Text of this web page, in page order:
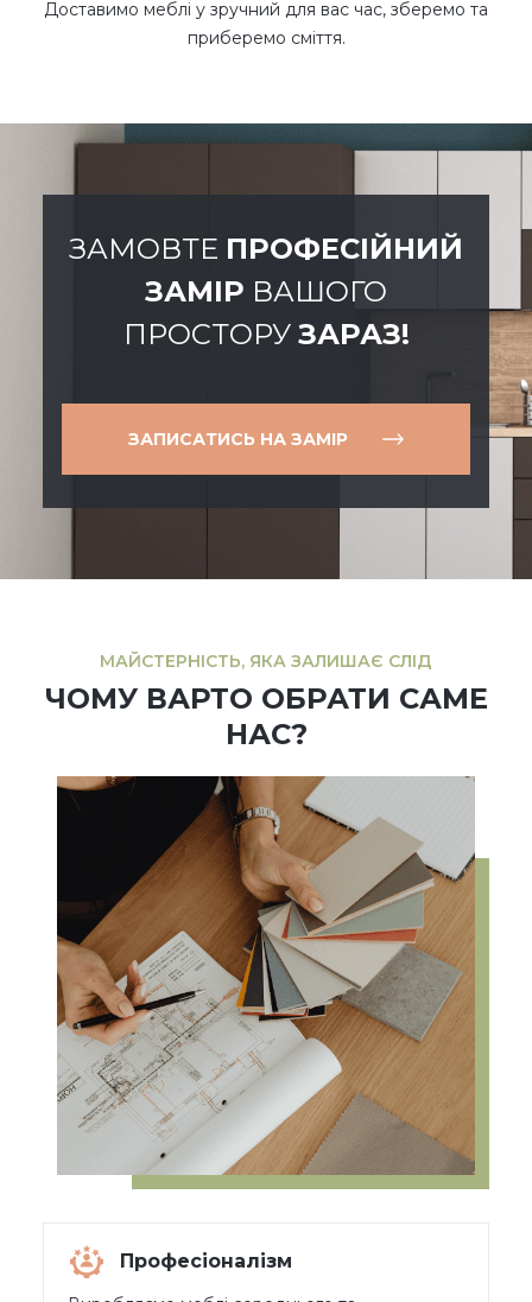
Доставимо меблі у зручний для вас час, зберемо та
приберемо сміття.
ЗАМОВТЕ ПРОФЕСІЙНИЙ
ЗАМІР ВАШОГО
ПРОСТОРУ ЗАРАЗ!
ЗАПИСАТИСЬ НА ЗАМІР
МАЙСТЕРНІСТЬ, ЯКА ЗАЛИШАЄ СЛІД
ЧОМУ ВАРТО ОБРАТИ САМЕ
НАС?
Професіоналізм